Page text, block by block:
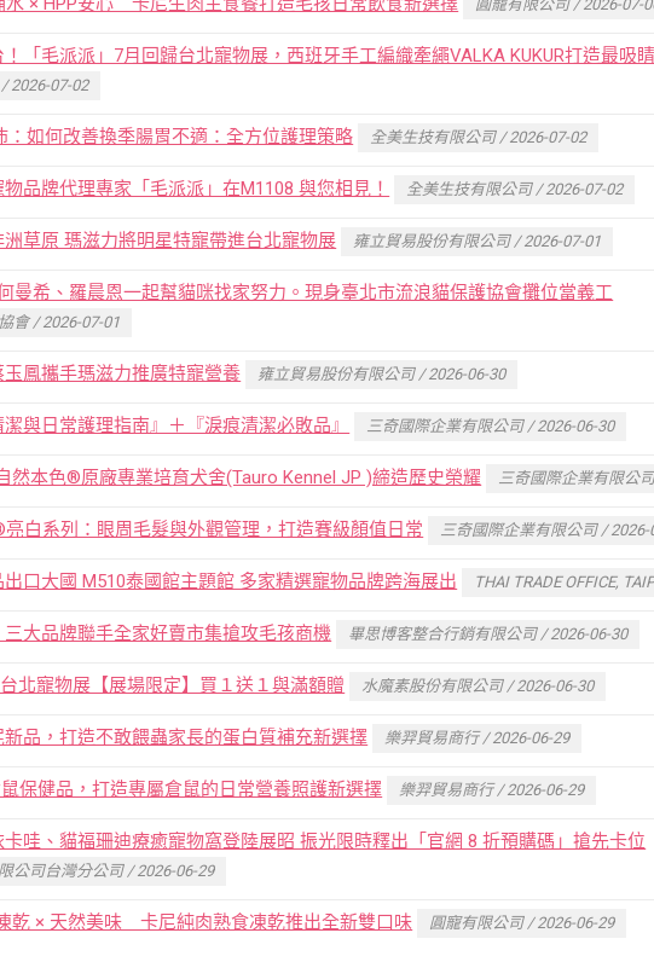
圓寵有限公司 / 2026-07-
「毛派派」7月回歸台北寵物展，西班牙手工編織牽繩VALKA KUKUR打造最吸
2026-07-02
：如何改善換季腸胃不適：全方位護理策略 全美生技有限公司 / 2026-07-02
品牌代理專家「毛派派」在M1108 與您相見！ 全美生技有限公司 / 2026-07-02
草原 瑪滋力將明星特寵帶進台北寵物展 雍立貿易股份有限公司 / 2026-07-01
曼希、羅晨恩一起幫貓咪找家努力。現身臺北市流浪貓保護協會攤位當義工
會 / 2026-07-01
鳳攜手瑪滋力推廣特寵營養 雍立貿易股份有限公司 / 2026-06-30
與日常護理指南』＋『淚痕清潔必敗品』 三奇國際企業有限公司 / 2026-06-30
然本色®原廠專業培育犬舍(Tauro Kennel JP )締造歷史榮耀 三奇國際企業有限公
白系列：眼周毛髮與外觀管理，打造賽級顏值日常 三奇國際企業有限公司 / 2026-
口大國 M510泰國館主題館 多家精選寵物品牌跨海展出 THAI TRADE OFFICE,
大品牌聯手全家好賣市集搶攻毛孩商機 畢思博客整合行銷有限公司 / 2026-06-30
北寵物展【展場限定】買１送１與滿額贈 水魔素股份有限公司 / 2026-06-30
品，打造不敢餵蟲家長的蛋白質補充新選擇 樂羿貿易商行 / 2026-06-29
保健品，打造專屬倉鼠的日常營養照護新選擇 樂羿貿易商行 / 2026-06-29
哇、貓福珊迪療癒寵物窩登陸展昭 振光限時釋出「官網 8 折預購碼」搶先卡位
公司台灣分公司 / 2026-06-29
乾 × 天然美味 卡尼純肉熟食凍乾推出全新雙口味 圓寵有限公司 / 2026-06-29